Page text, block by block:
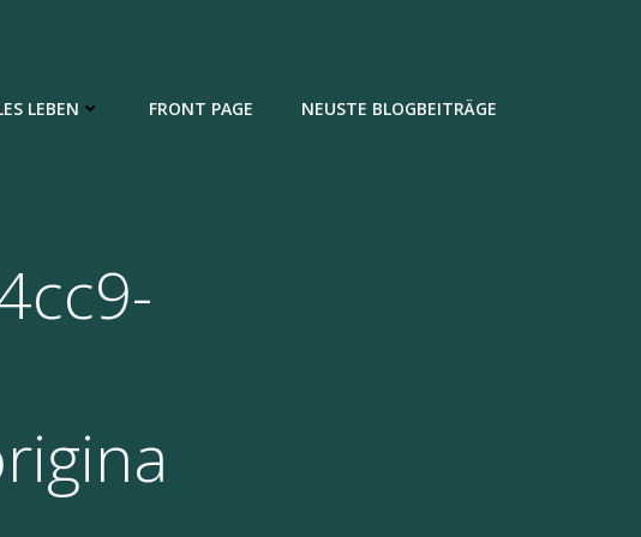
LEBEN FRONT PAGE NEUSTE BLOGBEITRÄGE